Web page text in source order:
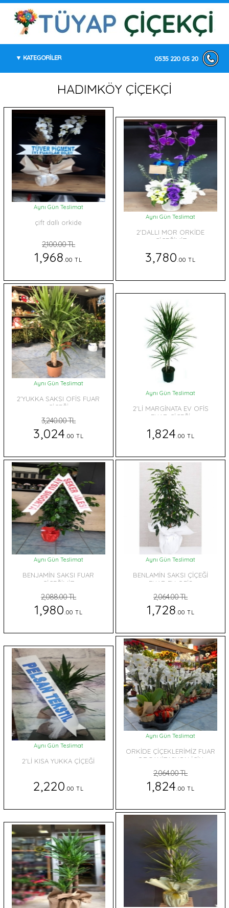
KATEGORİLER 0535 220 05 20
HADIMKÖY ÇİÇEKÇİ
Aynı Gün Teslimat
çift dallı orkide
2,100.00 TL
1,968.00 TL
Aynı Gün Teslimat
2'DALLI MOR ORKİDE
ÇİÇEĞİMİZ
3,780.00 TL
Aynı Gün Teslimat
2'YUKKA SAKSI OFİS FUAR
ÇİÇEĞİ
3,240.00 TL
3,024.00 TL
Aynı Gün Teslimat
2'Lİ MARGİNATA EV OFİS
FUAR ÇİÇEĞİ
1,824.00 TL
Aynı Gün Teslimat
BENJAMİN SAKSI FUAR
ÇİÇEĞİMİZ
2,088.00 TL
1,980.00 TL
Aynı Gün Teslimat
BENLAMİN SAKSI ÇİÇEĞİ
FUAR EV OFİS
2,064.00 TL
1,728.00 TL
Aynı Gün Teslimat
2'Lİ KISA YUKKA ÇİÇEĞİ
2,220.00 TL
Aynı Gün Teslimat
ORKİDE ÇİÇEKLERİMİZ FUAR
ORGANİZASYON İÇİN
2,064.00 TL
1,824.00 TL